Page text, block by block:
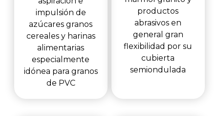
impulsión de
azúcares granos
cereales y harinas
alimentarias
especialmente
idónea para granos
de PVC
productos
abrasivos en
general gran
flexibilidad por su
cubierta
semiondulada